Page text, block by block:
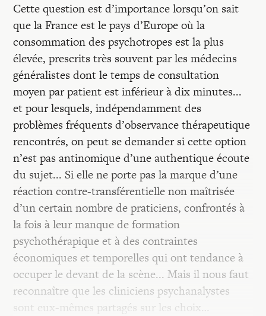
Cette question est d’importance lorsqu’on sait
que la France est le pays d’Europe où la
consommation des psychotropes est la plus
élevée, prescrits très souvent par les médecins
généralistes dont le temps de consultation
moyen par patient est inférieur à dix minutes...
et pour lesquels, indépendamment des
problèmes fréquents d’observance thérapeutique
rencontrés, on peut se demander si cette option
n’est pas antinomique d’une authentique écoute
du sujet... Si elle ne porte pas la marque d’une
réaction contre-transférentielle non maîtrisée
d’un certain nombre de praticiens, confrontés à
la fois à leur manque de formation
psychothérapique et à des contraintes
économiques et temporelles qui ont tendance à
occuper le devant de la scène... Mais il nous faut
reconnaître que les cliniciens psychanalystes
sont eux-mêmes partagés sur les choix…